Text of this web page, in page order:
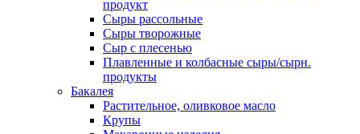
продукт
Сыры рассольные
Сыры творожные
Сыр с плесенью
Плавленные и колбасные сыры/сырн.
продукты
Бакалея
Растительное, оливковое масло
Крупы